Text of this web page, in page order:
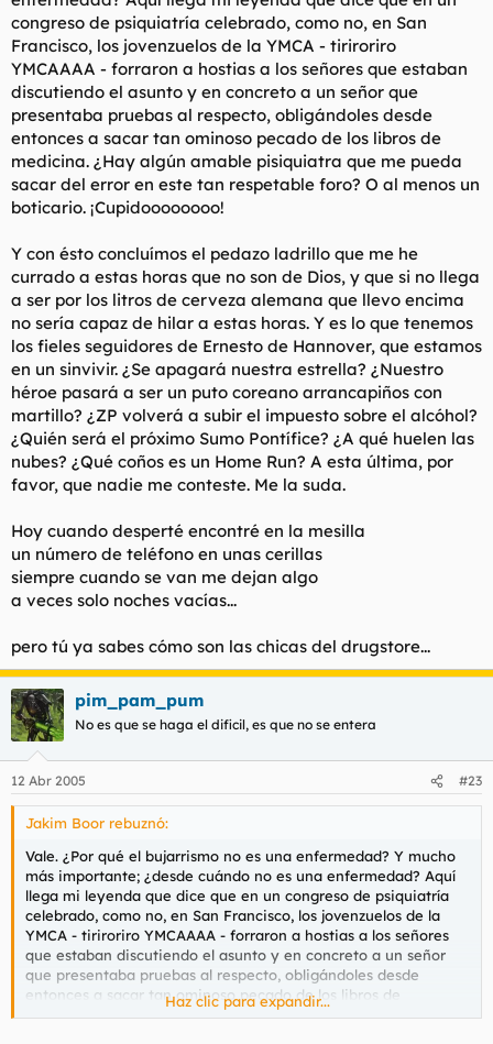
congreso de psiquiatría celebrado, como no, en San
Francisco, los jovenzuelos de la YMCA - tiriroriro
YMCAAAA - forraron a hostias a los señores que estaban
discutiendo el asunto y en concreto a un señor que
presentaba pruebas al respecto, obligándoles desde
entonces a sacar tan ominoso pecado de los libros de
medicina. ¿Hay algún amable pisiquiatra que me pueda
sacar del error en este tan respetable foro? O al menos un
boticario. ¡Cupidoooooooo!
Y con ésto concluímos el pedazo ladrillo que me he
currado a estas horas que no son de Dios, y que si no llega
a ser por los litros de cerveza alemana que llevo encima
no sería capaz de hilar a estas horas. Y es lo que tenemos
los fieles seguidores de Ernesto de Hannover, que estamos
en un sinvivir. ¿Se apagará nuestra estrella? ¿Nuestro
héroe pasará a ser un puto coreano arrancapiños con
martillo? ¿ZP volverá a subir el impuesto sobre el alcóhol?
¿Quién será el próximo Sumo Pontífice? ¿A qué huelen las
nubes? ¿Qué coños es un Home Run? A esta última, por
favor, que nadie me conteste. Me la suda.
Hoy cuando desperté encontré en la mesilla
un número de teléfono en unas cerillas
siempre cuando se van me dejan algo
a veces solo noches vacías...
pero tú ya sabes cómo son las chicas del drugstore...
pim_pam_pum
No es que se haga el dificil, es que no se entera
12 Abr 2005 #23
Jakim Boor rebuznó:
Vale. ¿Por qué el bujarrismo no es una enfermedad? Y mucho
más importante; ¿desde cuándo no es una enfermedad? Aquí
llega mi leyenda que dice que en un congreso de psiquiatría
celebrado, como no, en San Francisco, los jovenzuelos de la
YMCA - tiriroriro YMCAAAA - forraron a hostias a los señores
que estaban discutiendo el asunto y en concreto a un señor
que presentaba pruebas al respecto, obligándoles desde
entonces a sacar tan ominoso pecado de los libros de
medicina. ¿Hay algún amable pisiquiatra que me pueda sacar
Haz clic para expandir...